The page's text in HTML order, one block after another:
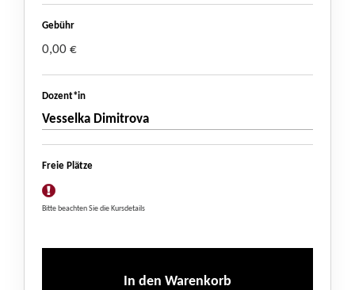
Gebühr
0,00 €
Dozent*in
Vesselka Dimitrova
Freie Plätze
Bitte beachten Sie die Kursdetails
In den Warenkorb